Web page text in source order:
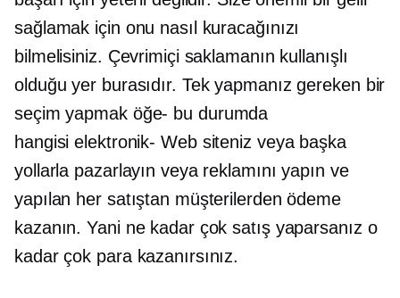
sağlamak için onu nasıl kuracağınızı
bilmelisiniz. Çevrimiçi saklamanın kullanışlı
olduğu yer burasıdır. Tek yapmanız gereken bir
seçim yapmak öğe- bu durumda
hangisielektronik- Web siteniz veya başka
yollarla pazarlayın veya reklamını yapın ve
yapılan her satıştan müşterilerden ödeme
kazanın. Yani ne kadar çok satış yaparsanız o
kadar çok para kazanırsınız.